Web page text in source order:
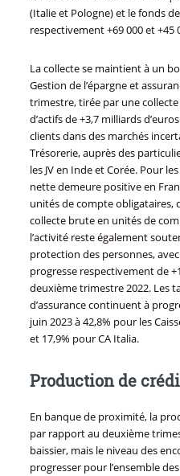
(Italie et Pologne) et le fonds
respectivement +69 000 et +45
La collecte se maintient à un
Gestion de l’épargne et
trimestre, tirée par une
d’actifs de +3,7 milliards
clients dans des marchés
Trésorerie, auprès des
les JV en Inde et Corée. Pour
nette demeure positive en
unités de compte obligataires,
collecte brute en unités de
l’activité reste également
protection des personnes,
progresse respectivement de
deuxième trimestre 2022. Les
d’assurance continuent à
juin 2023 à 42,8% pour les
et 17,9% pour CA Italia.
Production de
En banque de proximité, la
par rapport au deuxième
baissier, mais le niveau des
progresser pour l’ensemble